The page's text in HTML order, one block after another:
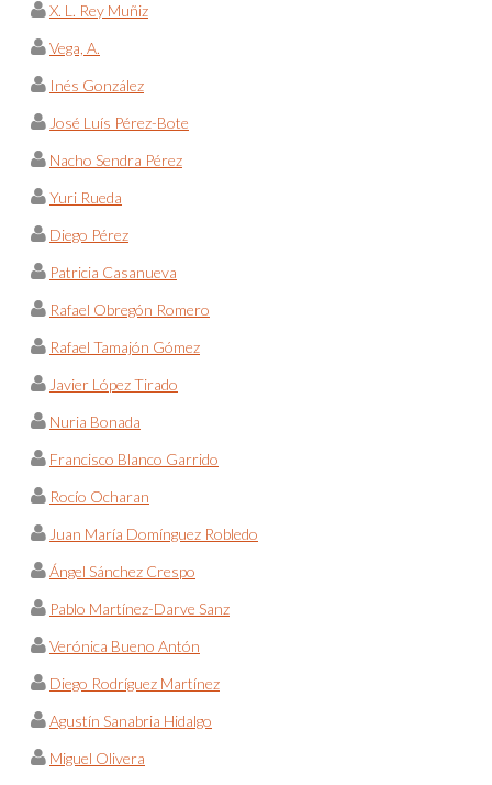
X. L. Rey Muñiz
Vega, A.
Inés González
José Luís Pérez-Bote
Nacho Sendra Pérez
Yuri Rueda
Diego Pérez
Patricia Casanueva
Rafael Obregón Romero
Rafael Tamajón Gómez
Javier López Tirado
Nuria Bonada
Francisco Blanco Garrido
Rocío Ocharan
Juan María Domínguez Robledo
Ángel Sánchez Crespo
Pablo Martínez-Darve Sanz
Verónica Bueno Antón
Diego Rodríguez Martínez
Agustín Sanabria Hidalgo
Miguel Olivera